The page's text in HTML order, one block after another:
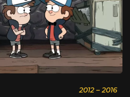
2012 – 2016